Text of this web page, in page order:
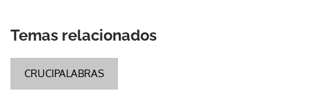
Temas relacionados
CRUCIPALABRAS